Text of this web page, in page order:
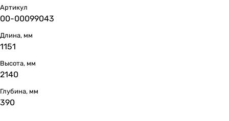
Артикул
00-00099043
Длина, мм
1151
Высота, мм
2140
Глубина, мм
390